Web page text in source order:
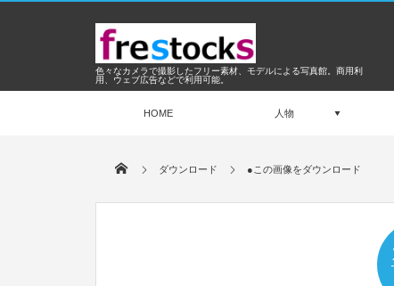
色々なカメラで撮影したフリー素材、モデルによる写真館。商用利
用、ウェブ広告などで利用可能。
HOME 人物
ダウンロード ●この画像をダウンロード